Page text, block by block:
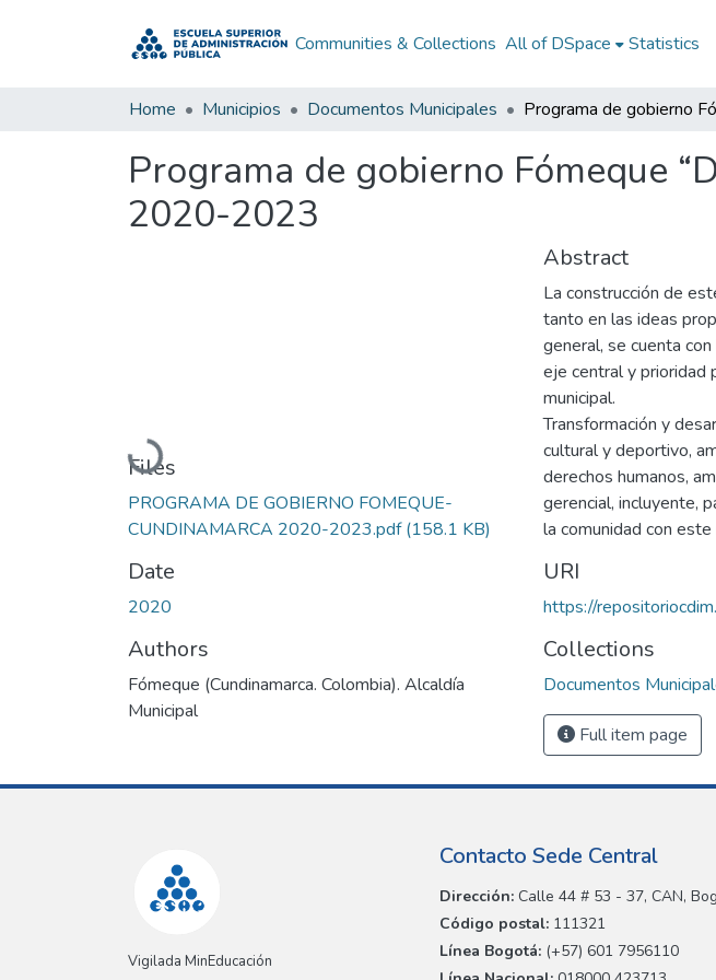
Communities & Collections All of DSpace Statistics
Home Municipios Documentos Municipales
Programa de gobierno Fómeque
2020-2023
Loading...
Files
PROGRAMA DE GOBIERNO FOMEQUE-
CUNDINAMARCA 2020-2023.pdf(158.1 KB)
Date
2020
Authors
Fómeque (Cundinamarca. Colombia). Alcaldía
Municipal
Abstract
La construcción de
tanto en las ideas
general, se cuenta
eje central y prioridad
municipal.
Transformación y
cultural y deportivo,
derechos humanos,
gerencial, incluyente,
la comunidad con
URI
https://
Collections
Documentos
Full item page
Vigilada MinEducación
Contacto Sede Central
Dirección: Calle 44 # 53 - 37, CAN,
Código postal: 111321
Línea Bogotá: (+57) 601 7956110